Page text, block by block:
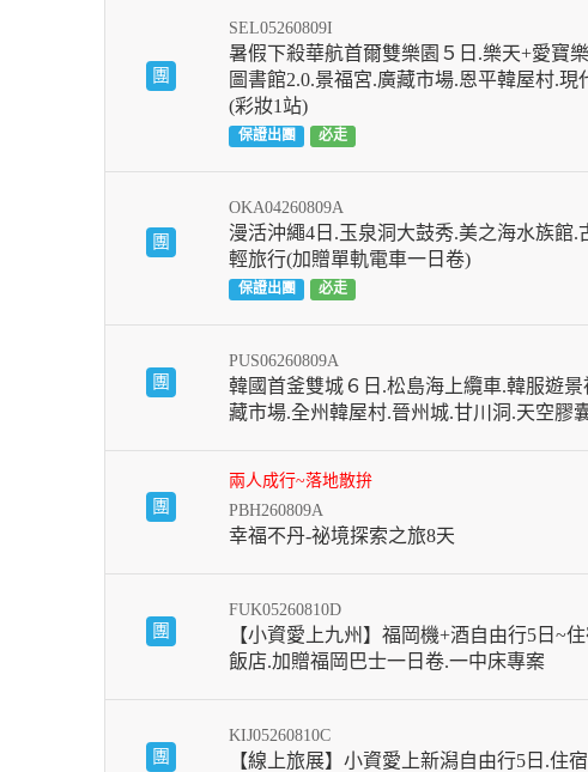
團
SEL05260809I
暑假下殺華航首爾雙樂園５日.樂天+愛寶
圖書館2.0.景福宮.廣藏市場.恩平韓屋村.現
(彩妝1站)
保證出團 必走
團
OKA04260809A
漫活沖繩4日.玉泉洞大鼓秀.美之海水族館.
輕旅行(加贈單軌電車一日卷)
保證出團 必走
團
PUS06260809A
韓國首釜雙城６日.松島海上纜車.韓服遊景
藏市場.全州韓屋村.晉州城.甘川洞.天空膠
團
兩人成行~落地散拚
PBH260809A
幸福不丹-祕境探索之旅8天
團
FUK05260810D
【小資愛上九州】福岡機+酒自由行5日~
飯店.加贈福岡巴士一日卷.一中床專案
團
KIJ05260810C
【線上旅展】小資愛上新潟自由行5日.住